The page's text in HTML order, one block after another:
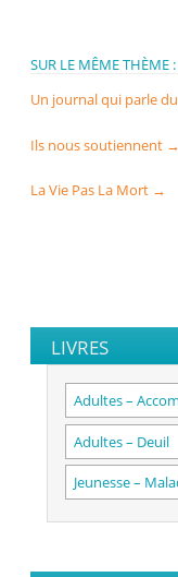
SUR LE MÊME THÈME :
Un journal qui parle
Ils nous soutiennent→
La Vie Pas La Mort→
LIVRES
Adultes –
Adultes – Deuil
Jeunesse –